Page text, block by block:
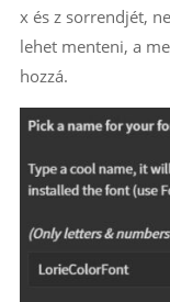
x és z sorrendjét,
lehet menteni, a
hozzá.